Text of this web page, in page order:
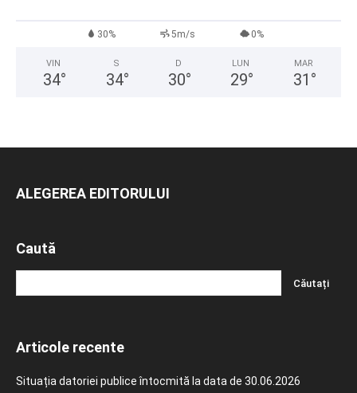
30% 5m/s 0%
VIN
34°
S
34°
D
30°
LUN
29°
MAR
31 °
ALEGEREA EDITORULUI
Caută
Articole recente
Situația datoriei publice întocmită la data de 30.06.2026